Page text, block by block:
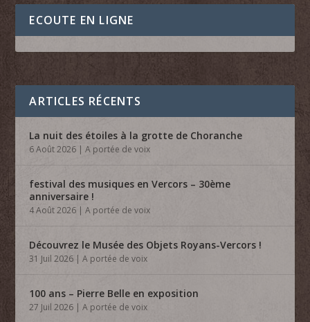
ECOUTE EN LIGNE
ARTICLES RÉCENTS
La nuit des étoiles à la grotte de Choranche
6 Août 2026 |A portée de voix
festival des musiques en Vercors – 30ème
anniversaire !
4 Août 2026 |A portée de voix
Découvrez le Musée des Objets Royans-Vercors !
31 Juil 2026 |A portée de voix
100 ans – Pierre Belle en exposition
27 Juil 2026 |A portée de voix